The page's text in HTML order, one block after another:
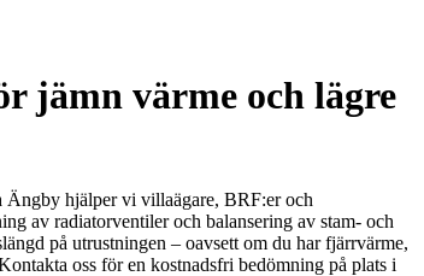
jämn värme och lägre
Ängby hjälper vi villaägare, BRF:er och
av radiatorventiler och balansering av stam- och
på utrustningen – oavsett om du har fjärrvärme,
oss för en kostnadsfri bedömning på plats i